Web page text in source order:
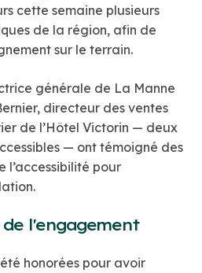
cette semaine plusieurs
de la région, afin de
sur le terrain.
générale de La Manne
directeur des ventes
de l’Hôtel Victorin — deux
— ont témoigné des
l’accessibilité pour
l'engagement
honorées pour avoir